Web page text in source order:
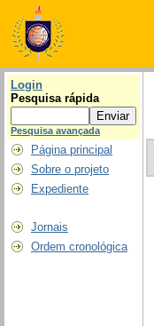
Login
Pesquisa rápida
Pesquisa avançada
Página principal
Sobre o projeto
Expediente
Jornais
Ordem cronológica